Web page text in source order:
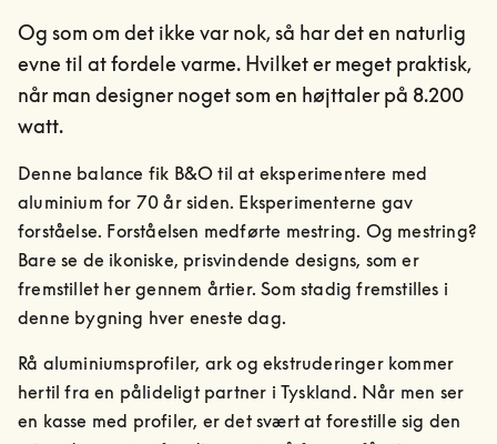
Og som om det ikke var nok, så har det en naturlig
evne til at fordele varme. Hvilket er meget praktisk,
når man designer noget som en højttaler på 8.200
watt.
Denne balance fik B&O til at eksperimentere med
aluminium for 70 år siden. Eksperimenterne gav
forståelse. Forståelsen medførte mestring. Og mestring?
Bare se de ikoniske, prisvindende designs, som er
fremstillet her gennem årtier. Som stadig fremstilles i
denne bygning hver eneste dag.
Rå aluminiumsprofiler, ark og ekstruderinger kommer
hertil fra en pålideligt partner i Tyskland. Når men ser
en kasse med profiler, er det svært at forestille sig den